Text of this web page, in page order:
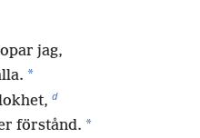
jag,
*
d
förstånd. *